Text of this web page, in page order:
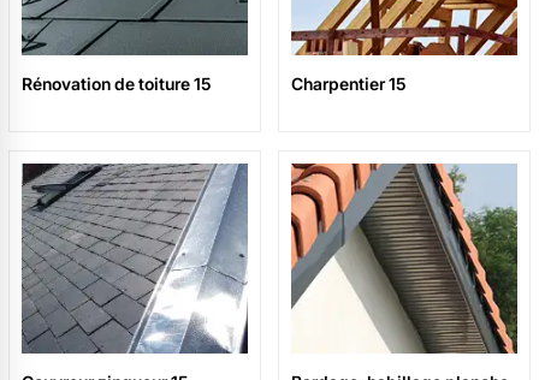
Rénovation de toiture 15 Charpentier 15